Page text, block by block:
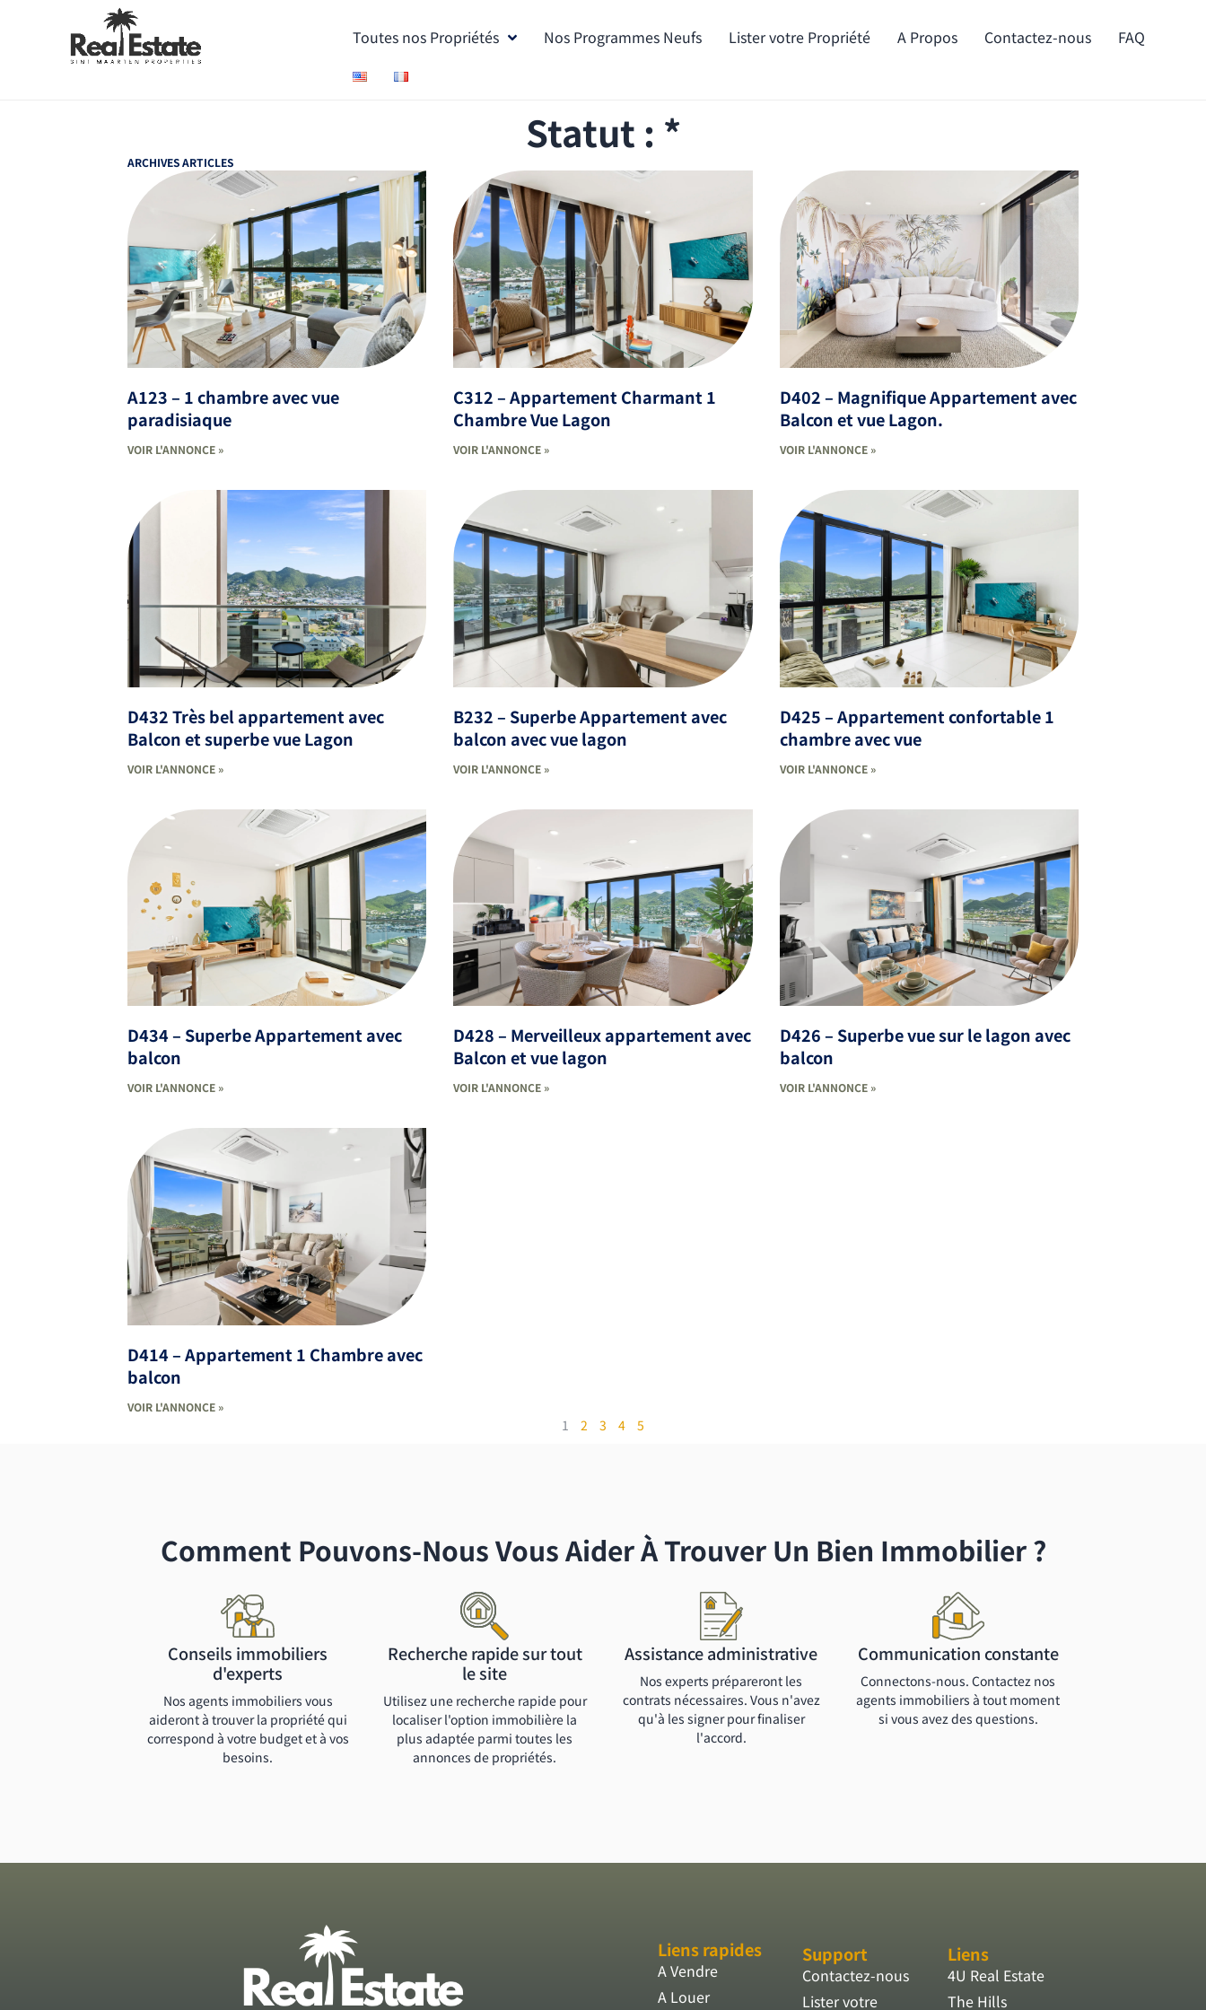
Toutes nos Propriétés Nos Programmes Neufs Lister votre Propriété A Propos Contactez-nous FAQ
Statut : *
ARCHIVES ARTICLES
A123 – 1 chambre avec vue
paradisiaque
VOIR L'ANNONCE »
C312 – Appartement Charmant 1
Chambre Vue Lagon
VOIR L'ANNONCE »
D402 – Magnifique Appartement avec
Balcon et vue Lagon.
VOIR L'ANNONCE »
D432 Très bel appartement avec
Balcon et superbe vue Lagon
VOIR L'ANNONCE »
B232 – Superbe Appartement avec
balcon avec vue lagon
VOIR L'ANNONCE »
D425 – Appartement confortable 1
chambre avec vue
VOIR L'ANNONCE »
D434 – Superbe Appartement avec
balcon
VOIR L'ANNONCE »
D428 – Merveilleux appartement avec
Balcon et vue lagon
VOIR L'ANNONCE »
D426 – Superbe vue sur le lagon avec
balcon
VOIR L'ANNONCE »
D414 – Appartement 1 Chambre avec
balcon
VOIR L'ANNONCE »
1 2 3 4 5
Comment Pouvons-Nous Vous Aider À Trouver Un Bien Immobilier ?
Conseils immobiliers
d'experts
Nos agents immobiliers vous
aideront à trouver la propriété qui
correspond à votre budget et à vos
besoins.
Recherche rapide sur tout
le site
Utilisez une recherche rapide pour
localiser l'option immobilière la
plus adaptée parmi toutes les
annonces de propriétés.
Assistance administrative
Nos experts prépareront les
contrats nécessaires. Vous n'avez
qu'à les signer pour finaliser
l'accord.
Communication constante
Connectons-nous. Contactez nos
agents immobiliers à tout moment
si vous avez des questions.
Liens rapides
A Vendre
A Louer
Support
Contactez-nous
Lister votre
Liens
4U Real Estate
The Hills